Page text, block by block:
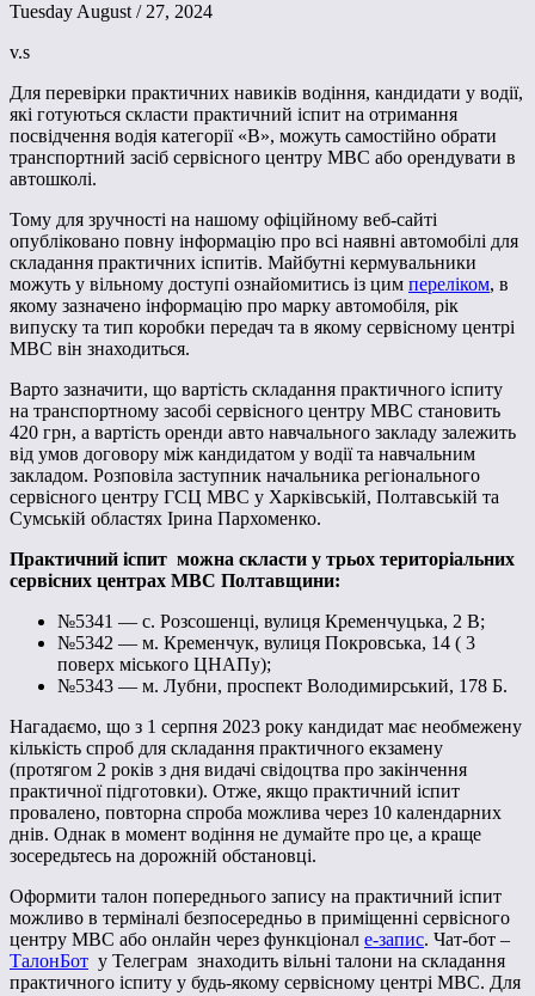
Tuesday August / 27, 2024
v.s
Для перевірки практичних навиків водіння, кандидати у водії,
які готуються скласти практичний іспит на отримання
посвідчення водія категорії «В», можуть самостійно обрати
транспортний засіб сервісного центру МВС або орендувати в
автошколі.
Тому для зручності на нашому офіційному веб-сайті
опубліковано повну інформацію про всі наявні автомобілі для
складання практичних іспитів. Майбутні кермувальники
можуть у вільному доступі ознайомитись із цим переліком, в
якому зазначено інформацію про марку автомобіля, рік
випуску та тип коробки передач та в якому сервісному центрі
МВС він знаходиться.
Варто зазначити, що вартість складання практичного іспиту
на транспортному засобі сервісного центру МВС становить
420 грн, а вартість оренди авто навчального закладу залежить
від умов договору між кандидатом у водії та навчальним
закладом. Розповіла заступник начальника регіонального
сервісного центру ГСЦ МВС у Харківській, Полтавській та
Сумській областях Ірина Пархоменко.
Практичний іспит можна скласти у трьох територіальних
сервісних центрах МВС Полтавщини:
№5341 — с. Розсошенці, вулиця Кременчуцька, 2 В;
№5342 — м. Кременчук, вулиця Покровська, 14 ( 3
поверх міського ЦНАПу);
№5343 — м. Лубни, проспект Володимирський, 178 Б.
Нагадаємо, що з 1 серпня 2023 року кандидат має необмежену
кількість спроб для складання практичного екзамену
(протягом 2 років з дня видачі свідоцтва про закінчення
практичної підготовки). Отже, якщо практичний іспит
провалено, повторна спроба можлива через 10 календарних
днів. Однак в момент водіння не думайте про це, а краще
зосередьтесь на дорожній обстановці.
Оформити талон попереднього запису на практичний іспит
можливо в терміналі безпосередньо в приміщенні сервісного
центру МВС або онлайн через функціонал е-запис. Чат-бот –
ТалонБот у Телеграм знаходить вільні талони на складання
практичного іспиту у будь-якому сервісному центрі МВС. Для